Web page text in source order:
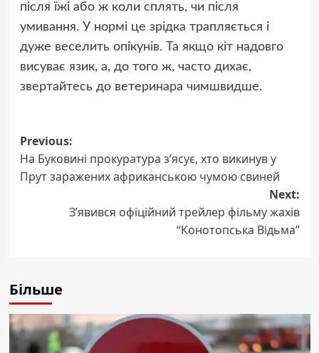
після їжі або ж коли сплять, чи після
умивання. У нормі це зрідка трапляється і
дуже веселить опікунів. Та якщо кіт надовго
висуває язик, а, до того ж, часто дихає,
звертайтесь до ветеринара чимшвидше.
Post
navigation
Previous:
На Буковині прокуратура з’ясує, хто викинув у
Прут заражених африканською чумою свиней
Next:
З’явився офіційний трейлер фільму жахів
“Конотопська Відьма”
Більше